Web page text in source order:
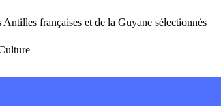
françaises et de la Guyane sélectionnés